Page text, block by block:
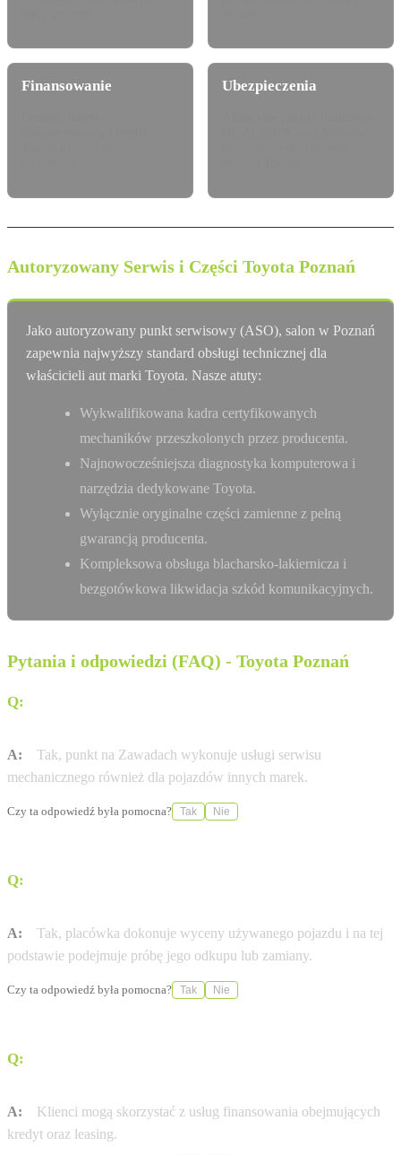
Finansowanie Ubezpieczenia
Autoryzowany Serwis i Części Toyota Poznań
Jako autoryzowany punkt serwisowy (ASO), salon w Poznań
zapewnia najwyższy standard obsługi technicznej dla
właścicieli aut marki Toyota. Nasze atuty:
Wykwalifikowana kadra certyfikowanych
mechaników przeszkolonych przez producenta.
Najnowocześniejsza diagnostyka komputerowa i
narzędzia dedykowane Toyota.
Wyłącznie oryginalne części zamienne z pełną
gwarancją producenta.
Kompleksowa obsługa blacharsko-lakiernicza i
bezgotówkowa likwidacja szkód komunikacyjnych.
Pytania i odpowiedzi (FAQ) - Toyota Poznań
Q:
A:
Tak, punkt na Zawadach wykonuje usługi serwisu
mechanicznego również dla pojazdów innych marek.
Czy ta odpowiedź była pomocna? Tak Nie
Q:
A:
Tak, placówka dokonuje wyceny używanego pojazdu i na tej
podstawie podejmuje próbę jego odkupu lub zamiany.
Czy ta odpowiedź była pomocna? Tak Nie
Q:
A:
Klienci mogą skorzystać z usług finansowania obejmujących
kredyt oraz leasing.